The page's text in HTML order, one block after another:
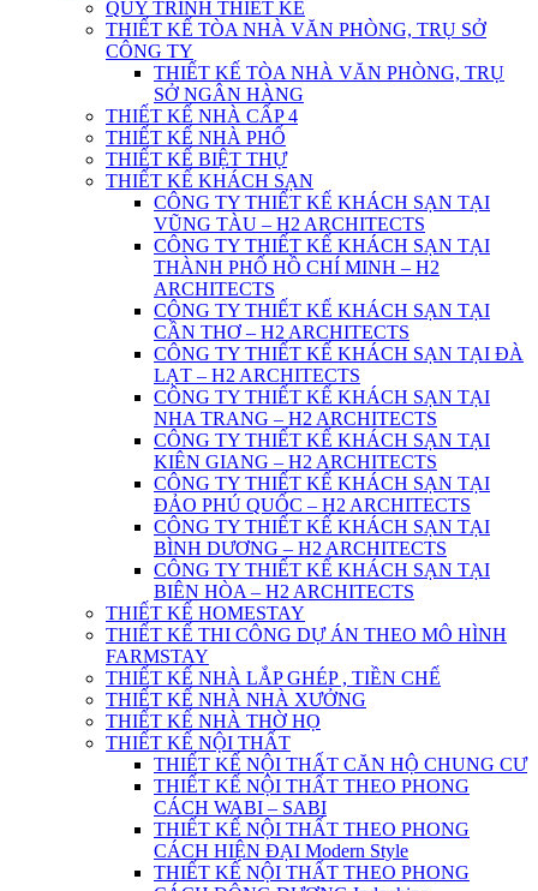
QUY TRÌNH THIẾT KẾ
THIẾT KẾ TÒA NHÀ VĂN PHÒNG, TRỤ SỞ
CÔNG TY
THIẾT KẾ TÒA NHÀ VĂN PHÒNG, TRỤ
SỞ NGÂN HÀNG
THIẾT KẾ NHÀ CẤP 4
THIẾT KẾ NHÀ PHỐ
THIẾT KẾ BIỆT THỰ
THIẾT KẾ KHÁCH SẠN
CÔNG TY THIẾT KẾ KHÁCH SẠN TẠI
VŨNG TÀU – H2 ARCHITECTS
CÔNG TY THIẾT KẾ KHÁCH SẠN TẠI
THÀNH PHỐ HỒ CHÍ MINH – H2
ARCHITECTS
CÔNG TY THIẾT KẾ KHÁCH SẠN TẠI
CẦN THƠ – H2 ARCHITECTS
CÔNG TY THIẾT KẾ KHÁCH SẠN TẠI ĐÀ
LẠT – H2 ARCHITECTS
CÔNG TY THIẾT KẾ KHÁCH SẠN TẠI
NHA TRANG – H2 ARCHITECTS
CÔNG TY THIẾT KẾ KHÁCH SẠN TẠI
KIÊN GIANG – H2 ARCHITECTS
CÔNG TY THIẾT KẾ KHÁCH SẠN TẠI
ĐẢO PHÚ QUỐC – H2 ARCHITECTS
CÔNG TY THIẾT KẾ KHÁCH SẠN TẠI
BÌNH DƯƠNG – H2 ARCHITECTS
CÔNG TY THIẾT KẾ KHÁCH SẠN TẠI
BIÊN HÒA – H2 ARCHITECTS
THIẾT KẾ HOMESTAY
THIẾT KẾ THI CÔNG DỰ ÁN THEO MÔ HÌNH
FARMSTAY
THIẾT KẾ NHÀ LẮP GHÉP , TIỀN CHẾ
THIẾT KẾ NHÀ NHÀ XƯỞNG
THIẾT KẾ NHÀ THỜ HỌ
THIẾT KẾ NỘI THẤT
THIẾT KẾ NỘI THẤT CĂN HỘ CHUNG CƯ
THIẾT KẾ NỘI THẤT THEO PHONG
CÁCH WABI – SABI
THIẾT KẾ NỘI THẤT THEO PHONG
CÁCH HIỆN ĐẠI Modern Style
THIẾT KẾ NỘI THẤT THEO PHONG